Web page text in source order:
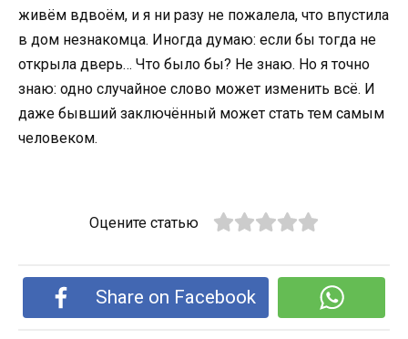
живём вдвоём, и я ни разу не пожалела, что впустила
в дом незнакомца. Иногда думаю: если бы тогда не
открыла дверь… Что было бы? Не знаю. Но я точно
знаю: одно случайное слово может изменить всё. И
даже бывший заключённый может стать тем самым
человеком.
Оцените статью
Share on Facebook